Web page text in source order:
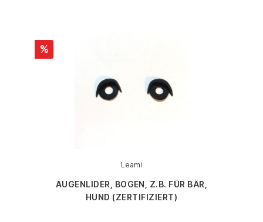
%
Leami
AUGENLIDER, BOGEN, Z.B. FÜR BÄR,
HUND (ZERTIFIZIERT)